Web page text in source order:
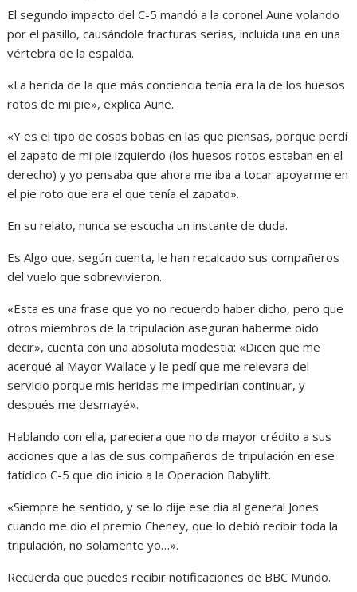
El segundo impacto del C-5 mandó a la coronel Aune volando
por el pasillo, causándole fracturas serias, incluída una en una
vértebra de la espalda.
«La herida de la que más conciencia tenía era la de los huesos
rotos de mi pie», explica Aune.
«Y es el tipo de cosas bobas en las que piensas, porque perdí
el zapato de mi pie izquierdo (los huesos rotos estaban en el
derecho) y yo pensaba que ahora me iba a tocar apoyarme en
el pie roto que era el que tenía el zapato».
En su relato, nunca se escucha un instante de duda.
Es Algo que, según cuenta, le han recalcado sus compañeros
del vuelo que sobrevivieron.
«Esta es una frase que yo no recuerdo haber dicho, pero que
otros miembros de la tripulación aseguran haberme oído
decir», cuenta con una absoluta modestia: «Dicen que me
acerqué al Mayor Wallace y le pedí que me relevara del
servicio porque mis heridas me impedirían continuar, y
después me desmayé».
Hablando con ella, pareciera que no da mayor crédito a sus
acciones que a las de sus compañeros de tripulación en ese
fatídico C-5 que dio inicio a la Operación Babylift.
«Siempre he sentido, y se lo dije ese día al general Jones
cuando me dio el premio Cheney, que lo debió recibir toda la
tripulación, no solamente yo…».
Recuerda que puedes recibir notificaciones de BBC Mundo.